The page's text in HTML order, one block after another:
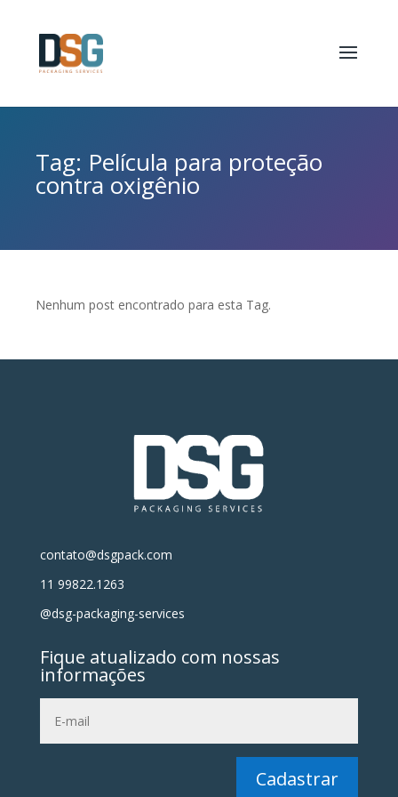
Tag: Película para proteção
contra oxigênio
Nenhum post encontrado para esta Tag.
contato@dsgpack.com
11 99822.1263
@dsg-packaging-services
Fique atualizado com nossas
informações
Cadastrar